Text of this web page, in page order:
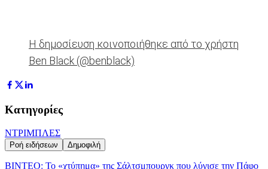
Η δημοσίευση κοινοποιήθηκε από το χρήστη
Ben Black (@benblack)
Κατηγορίες
ΝΤΡΙΜΠΛΕΣ
Ροή ειδήσεων Δημοφιλή
ΒΙΝΤΕΟ: Το «χτύπημα» της Σάλτσμπουργκ που λύγισε την Πάφο